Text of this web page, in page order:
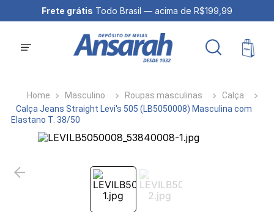
Frete grátis Todo Brasil — acima de R$199,99
Masculino Roupas masculinas
Calça
Calça Jeans Straight Levi's 505 (LB5050008) Masculina com
Elastano T. 38/50